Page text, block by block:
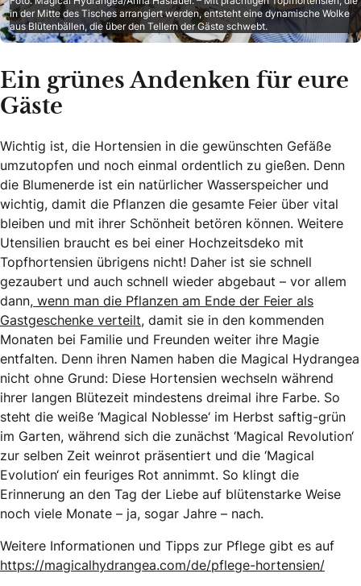
in der Mitte des Tisches arrangiert werden, entsteht eine dynamische Wolke
aus Blütenbällen, die über den Tellern der Gäste schwebt.
Ein grünes Andenken für eure
Gäste
Wichtig ist, die Hortensien in die gewünschten Gefäße
umzutopfen und noch einmal ordentlich zu gießen. Denn
die Blumenerde ist ein natürlicher Wasserspeicher und
wichtig, damit die Pflanzen die gesamte Feier über vital
bleiben und mit ihrer Schönheit betören können. Weitere
Utensilien braucht es bei einer Hochzeitsdeko mit
Topfhortensien übrigens nicht! Daher ist sie schnell
gezaubert und auch schnell wieder abgebaut – vor allem
dann, wenn man die Pflanzen am Ende der Feier als
Gastgeschenke verteilt, damit sie in den kommenden
Monaten bei Familie und Freunden weiter ihre Magie
entfalten. Denn ihren Namen haben die Magical Hydrangea
nicht ohne Grund: Diese Hortensien wechseln während
ihrer langen Blütezeit mindestens dreimal ihre Farbe. So
steht die weiße ‘Magical Noblesse‘ im Herbst saftig-grün
im Garten, während sich die zunächst ‘Magical Revolution‘
zur selben Zeit weinrot präsentiert und die ‘Magical
Evolution‘ ein feuriges Rot annimmt. So klingt die
Erinnerung an den Tag der Liebe auf blütenstarke Weise
noch viele Monate – ja, sogar Jahre – nach.
Weitere Informationen und Tipps zur Pflege gibt es auf
https://magicalhydrangea.com/de/pflege-hortensien/